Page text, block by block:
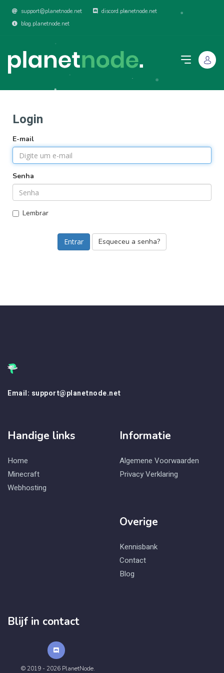
support@planetnode.net
discord.planetnode.net
blog.planetnode.net
Login
E-mail
Senha
Lembrar
Esqueceu a senha?
Email: support@planetnode.net
Handige links
Home
Minecraft
Webhosting
Informatie
Algemene Voorwaarden
Privacy Verklaring
Overige
Kennisbank
Contact
Blog
Blijf in contact
© 2019 - 2026 PlanetNode.